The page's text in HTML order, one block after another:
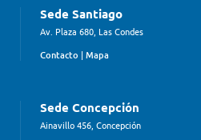
Sede Santiago
Av. Plaza 680, Las Condes
Contacto | Mapa
Sede Concepción
Ainavillo 456, Concepción